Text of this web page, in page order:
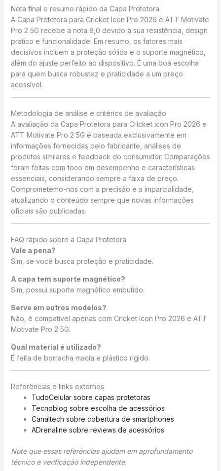
Nota final e resumo rápido da Capa Protetora
A Capa Protetora para Cricket Icon Pro 2026 e ATT Motivate
Pro 2 5G recebe a nota 8,0 devido à sua resistência, design
prático e funcionalidade. Em resumo, os fatores mais
decisivos incluem a proteção sólida e o suporte magnético,
além do ajuste perfeito ao dispositivo. É uma boa escolha
para quem busca robustez e praticidade a um preço
acessível.
Metodologia de análise e critérios de avaliação
A avaliação da Capa Protetora para Cricket Icon Pro 2026 e
ATT Motivate Pro 2 5G é baseada exclusivamente em
informações fornecidas pelo fabricante, análises de
produtos similares e feedback do consumidor. Comparações
foram feitas com foco em desempenho e características
essenciais, considerando sempre a faixa de preço.
Comprometemo-nos com a precisão e a imparcialidade,
atualizando o conteúdo sempre que novas informações
oficiais são publicadas.
FAQ rápido sobre a Capa Protetora
Vale a pena?
Sim, se você busca proteção e praticidade.
A capa tem suporte magnético?
Sim, possui suporte magnético embutido.
Serve em outros modelos?
Não, é compatível apenas com Cricket Icon Pro 2026 e ATT
Motivate Pro 2 5G.
Qual material é utilizado?
É feita de borracha macia e plástico rígido.
Referências e links externos
TudoCelular sobre capas protetoras
Tecnoblog sobre escolha de acessórios
Canaltech sobre cobertura de smartphones
ADrenaline sobre reviews de acessórios
Note que essas referências ajudam em aprofundamento
técnico e verificação independente.